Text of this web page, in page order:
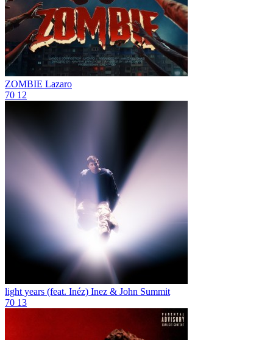
ZOMBIE Lazaro
70 12
light years (feat. Inéz) Inez & John Summit
70 13